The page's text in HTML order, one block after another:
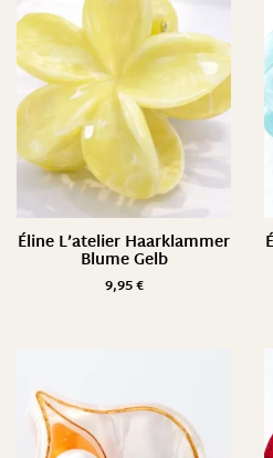
Éline L’atelier Haarklammer
Blume Gelb
9,95€